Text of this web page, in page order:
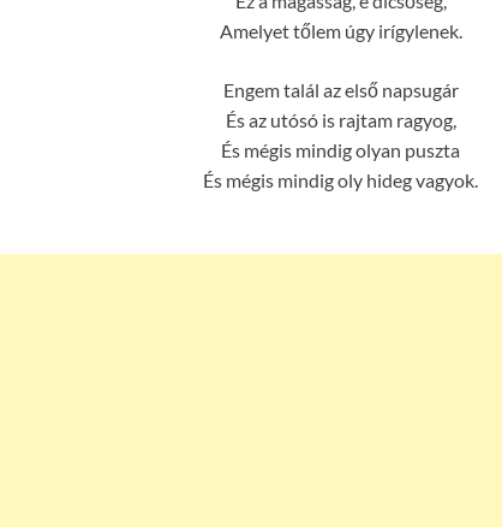
Amelyet tőlem úgy irígylenek.
Engem talál az első napsugár
És az utósó is rajtam ragyog,
És mégis mindig olyan puszta
És mégis mindig oly hideg vagyok.